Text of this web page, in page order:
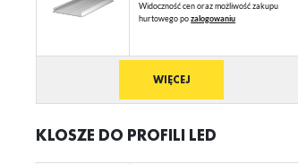
Widoczność cen oraz możliwość zakupu
hurtowego pozalogowaniu
WIĘCEJ
KLOSZE DO PROFILI LED